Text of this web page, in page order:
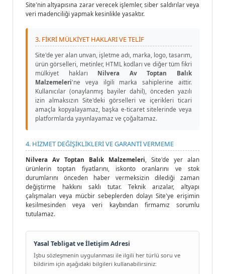
Site'nin altyapısına zarar verecek işlemler, siber saldırılar veya
veri madenciliği yapmak kesinlikle yasaktır.
3. FİKRİ MÜLKİYET HAKLARI VE TELİF
Site'de yer alan unvan, işletme adı, marka, logo, tasarım,
ürün görselleri, metinler, HTML kodları ve diğer tüm fikri
mülkiyet hakları Nilvera Av Toptan Balık
Malzemeleri'ne veya ilgili marka sahiplerine aittir.
Kullanıcılar (onaylanmış bayiler dahil), önceden yazılı
izin almaksızın Site'deki görselleri ve içerikleri ticari
amaçla kopyalayamaz, başka e-ticaret sitelerinde veya
platformlarda yayınlayamaz ve çoğaltamaz.
4. HİZMET DEĞİŞİKLİKLERİ VE GARANTİ VERMEME
Nilvera Av Toptan Balık Malzemeleri , Site'de yer alan
ürünlerin toptan fiyatlarını, iskonto oranlarını ve stok
durumlarını önceden haber vermeksizin dilediği zaman
değiştirme hakkını saklı tutar. Teknik arızalar, altyapı
çalışmaları veya mücbir sebeplerden dolayı Site'ye erişimin
kesilmesinden veya veri kaybından firmamız sorumlu
tutulamaz.
Yasal Tebligat ve İletişim Adresi
İşbu sözleşmenin uygulanması ile ilgili her türlü soru ve
bildirim için aşağıdaki bilgileri kullanabilirsiniz: